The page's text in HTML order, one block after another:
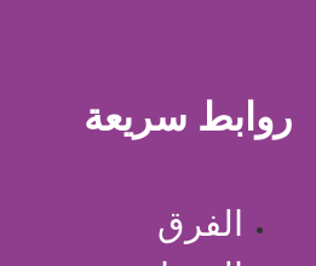
روابط سريعة
الفرق